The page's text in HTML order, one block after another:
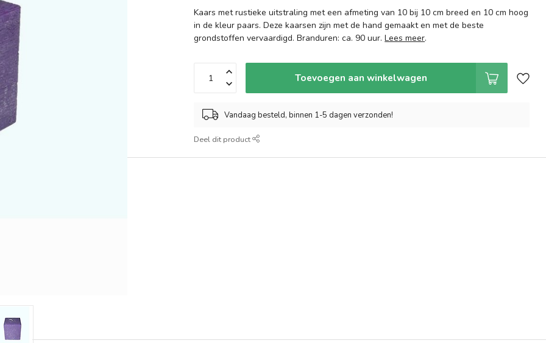
Kaars met rustieke uitstraling met een afmeting van 10 bij 10 cm breed en 10 cm hoog
in de kleur paars. Deze kaarsen zijn met de hand gemaakt en met de beste
grondstoffen vervaardigd. Branduren: ca. 90 uur.Lees meer.
Toevoegen aan winkelwagen
Vandaag besteld, binnen 1-5 dagen verzonden!
Deel dit product